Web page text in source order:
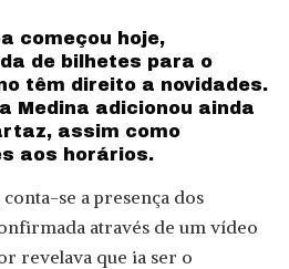
começou hoje,
de bilhetes para o
têm direito a novidades.
Medina adicionou ainda
assim como
aos horários.
se a presença dos
através de um vídeo
revelava que ia ser o